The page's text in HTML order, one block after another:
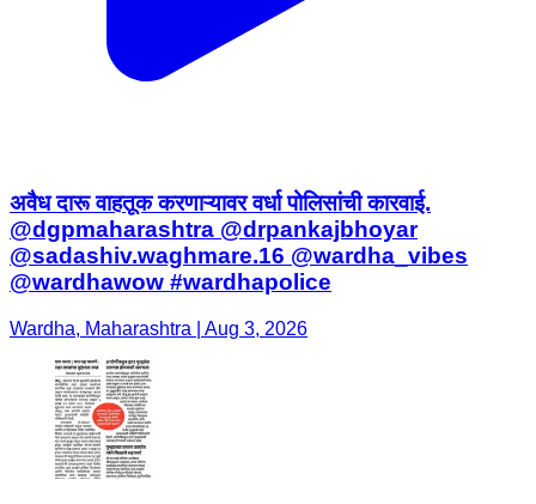
अवैध दारू वाहतूक करणाऱ्यावर वर्धा पोलिसांची कारवाई.
@dgpmaharashtra @drpankajbhoyar
@sadashiv.waghmare.16 @wardha_vibes
@wardhawow #wardhapolice
Wardha, Maharashtra | Aug 3, 2026